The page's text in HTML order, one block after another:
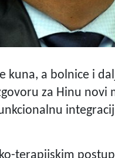
kuna, a bolnice i
za Hinu novi